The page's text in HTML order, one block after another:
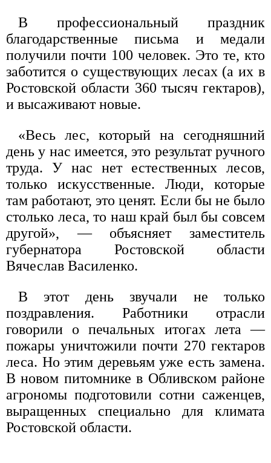
В профессиональный праздник
благодарственные письма и медали
получили почти 100 человек. Это те, кто
заботится о существующих лесах (а их в
Ростовской области 360 тысяч гектаров),
и высаживают новые.
«Весь лес, который на сегодняшний
день у нас имеется, это результат ручного
труда. У нас нет естественных лесов,
только искусственные. Люди, которые
там работают, это ценят. Если бы не было
столько леса, то наш край был бы совсем
другой», — объясняет заместитель
губернатора Ростовской области
Вячеслав Василенко.
В этот день звучали не только
поздравления. Работники отрасли
говорили о печальных итогах лета —
пожары уничтожили почти 270 гектаров
леса. Но этим деревьям уже есть замена.
В новом питомнике в Обливском районе
агрономы подготовили сотни саженцев,
выращенных специально для климата
Ростовской области.